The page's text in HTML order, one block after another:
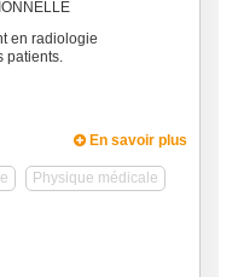
en radiologie
patients.
En savoir plus
Physique médicale